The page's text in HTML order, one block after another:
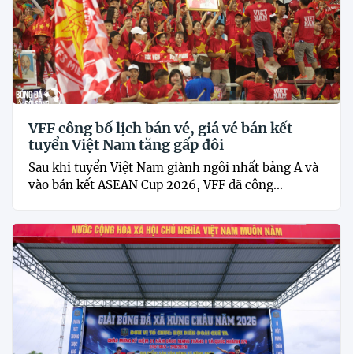
VFF công bố lịch bán vé, giá vé bán kết
tuyển Việt Nam tăng gấp đôi
Sau khi tuyển Việt Nam giành ngôi nhất bảng A và
vào bán kết ASEAN Cup 2026, VFF đã công...